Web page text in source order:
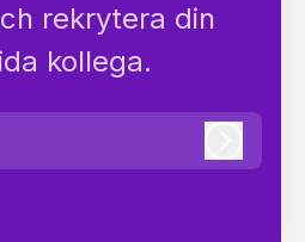
rekrytera din
kollega.